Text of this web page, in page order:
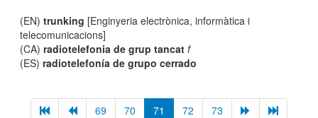
(EN)trunking [Enginyeria electrònica, informàtica i
telecomunicacions]
(CA)radiotelefonia de grup tancat f
(ES)radiotelefonía de grupo cerrado
69 70 71 72 73